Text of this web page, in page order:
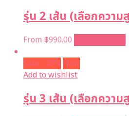
รุ่น 2 เส้น (เลือกความ
From ฿990.00
Sale - 29% New
Add to wishlist
รุ่น 3 เส้น (เลือกความ